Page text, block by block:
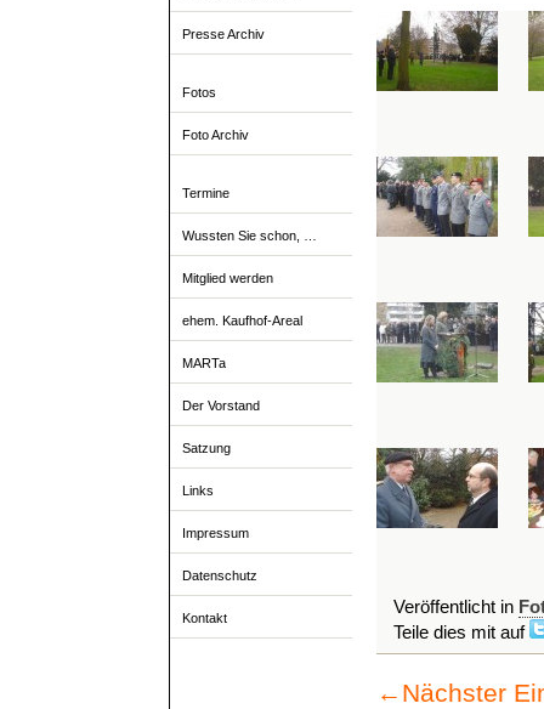
Presse Archiv
Fotos
Foto Archiv
Termine
Wussten Sie schon, …
Mitglied werden
ehem. Kaufhof-Areal
MARTa
Der Vorstand
Satzung
Links
Impressum
Datenschutz
Kontakt
Veröffentlicht in
Teile dies mit auf
← Nächster